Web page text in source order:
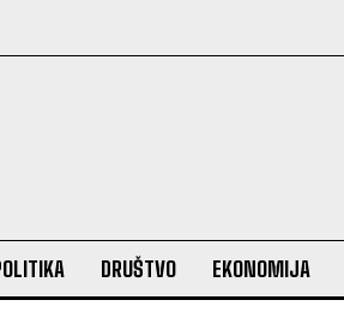
DRUŠTVO EKONOMIJA